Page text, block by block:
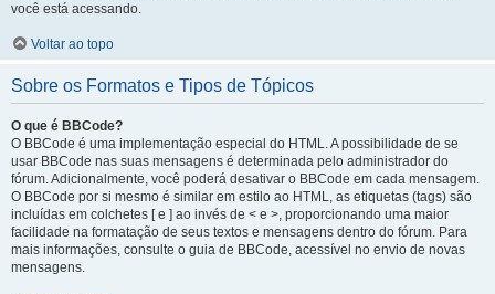
você está acessando.
Voltar ao topo
Sobre os Formatos e Tipos de Tópicos
O que é BBCode?
O BBCode é uma implementação especial do HTML. A possibilidade de se
usar BBCode nas suas mensagens é determinada pelo administrador do
fórum. Adicionalmente, você poderá desativar o BBCode em cada mensagem.
O BBCode por si mesmo é similar em estilo ao HTML, as etiquetas (tags) são
incluídas em colchetes [ e ] ao invés de < e >, proporcionando uma maior
facilidade na formatação de seus textos e mensagens dentro do fórum. Para
mais informações, consulte o guia de BBCode, acessível no envio de novas
mensagens.